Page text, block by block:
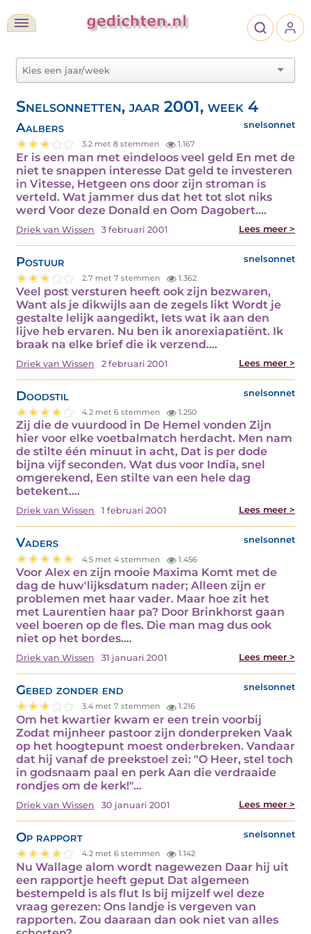
Snelsonnetten, jaar 2001, week 4
Aalbers snelsonnet
3.2 met 8 stemmen 1.167
Er is een man met eindeloos veel geld En met de
niet te snappen interesse Dat geld te investeren
in Vitesse, Hetgeen ons door zijn stroman is
verteld. Wat jammer dus dat het tot slot niks
werd Voor deze Donald en Oom Dagobert.…
Driek van Wissen 3 februari 2001 Lees meer >
Postuur snelsonnet
2.7 met 7 stemmen 1.362
Veel post versturen heeft ook zijn bezwaren,
Want als je dikwijls aan de zegels likt Wordt je
gestalte lelijk aangedikt, Iets wat ik aan den
lijve heb ervaren. Nu ben ik anorexiapatiënt. Ik
braak na elke brief die ik verzend.…
Driek van Wissen 2 februari 2001 Lees meer >
Doodstil snelsonnet
4.2 met 6 stemmen 1.250
Zij die de vuurdood in De Hemel vonden Zijn
hier voor elke voetbalmatch herdacht. Men nam
de stilte één minuut in acht, Dat is per dode
bijna vijf seconden. Wat dus voor India, snel
omgerekend, Een stilte van een hele dag
betekent.…
Driek van Wissen 1 februari 2001 Lees meer >
Vaders snelsonnet
4.5 met 4 stemmen 1.456
Voor Alex en zijn mooie Maxima Komt met de
dag de huw'lijksdatum nader; Alleen zijn er
problemen met haar vader. Maar hoe zit het
met Laurentien haar pa? Door Brinkhorst gaan
veel boeren op de fles. Die man mag dus ook
niet op het bordes.…
Driek van Wissen 31 januari 2001 Lees meer >
Gebed zonder end snelsonnet
3.4 met 7 stemmen 1.216
Om het kwartier kwam er een trein voorbij
Zodat mijnheer pastoor zijn donderpreken Vaak
op het hoogtepunt moest onderbreken. Vandaar
dat hij vanaf de preekstoel zei: "O Heer, stel toch
in godsnaam paal en perk Aan die verdraaide
rondjes om de kerk!"…
Driek van Wissen 30 januari 2001 Lees meer >
Op rapport snelsonnet
4.2 met 6 stemmen 1.142
Nu Wallage alom wordt nagewezen Daar hij uit
een rapportje heeft geput Dat algemeen
bestempeld is als flut Is bij mijzelf wel deze
vraag gerezen: Ons landje is vergeven van
rapporten. Zou daaraan dan ook niet van alles